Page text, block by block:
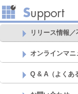
リリース情報
オンラインマニ
Q & A（よくあ